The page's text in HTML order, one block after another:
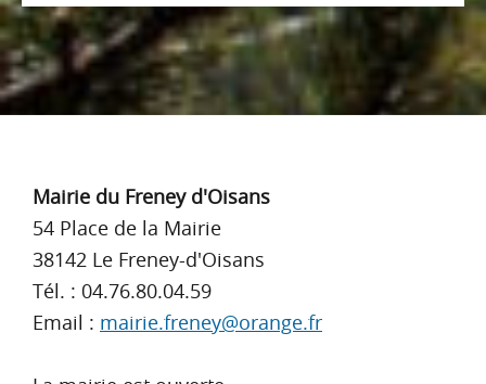
Footer
Mairie du Freney d'Oisans
54 Place de la Mairie
38142 Le Freney-d'Oisans
Tél. : 04.76.80.04.59
Email : mairie.freney@orange.fr